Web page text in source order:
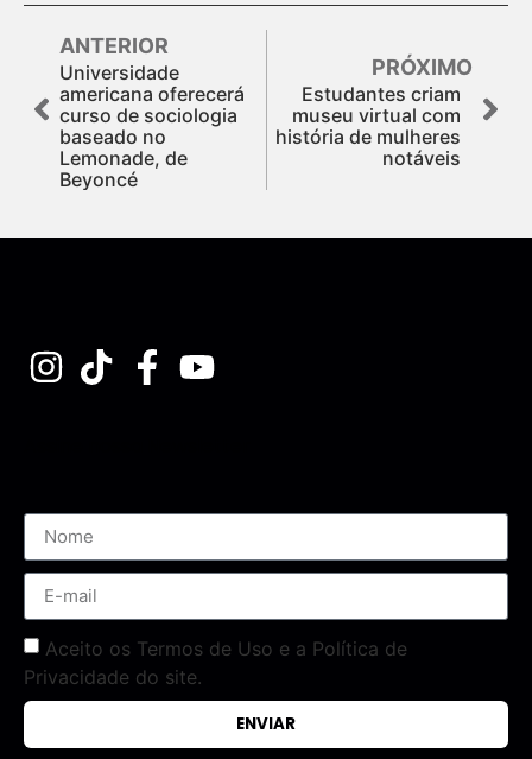
ANTERIOR
Universidade
americana oferecerá
curso de sociologia
baseado no
Lemonade, de
Beyoncé
PRÓXIMO
Estudantes criam
museu virtual com
história de mulheres
notáveis
Aceito os Termos de Uso e a Política de
Privacidade do site.
ENVIAR